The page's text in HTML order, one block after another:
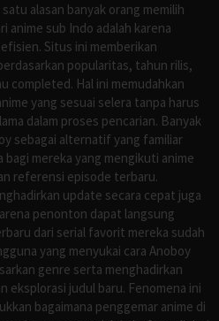
alasan banyak orang memilih
anime sub Indo adalah karena
Situs ini memberikan
popularitas, tahun rilis,
completed. Hal ini memudahkan
yang sesuai selera tanpa harus
dalam proses pencarian. Banyak
sebagai alternatif yang familiar
mereka yang mengikuti anime
referensi episode terbaru.
update secara cepat juga
penonton dapat langsung
dari serial favorit mereka sudah
yang menyukai cara Anoboy
genre serta menghadirkan
eksplorasi judul baru. Fenomena ini
bagaimana penggemar anime di